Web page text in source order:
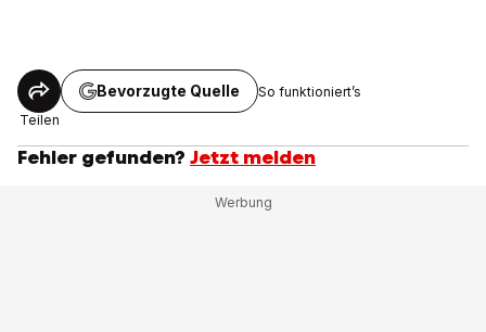
Teilen
Bevorzugte Quelle So funktioniert’s
Fehler gefunden? Jetzt melden